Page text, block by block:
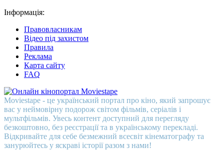
Інформація:
Правовласникам
Відео під захистом
Правила
Реклама
Карта сайту
FAQ
Moviestape - це український портал про кіно, який запрошує
вас у неймовірну подорож світом фільмів, серіалів і
мультфільмів. Увесь контент доступний для перегляду
безкоштовно, без реєстрації та в українському перекладі.
Відкривайте для себе безмежний всесвіт кінематографу та
занурюйтесь у яскраві історії разом з нами!